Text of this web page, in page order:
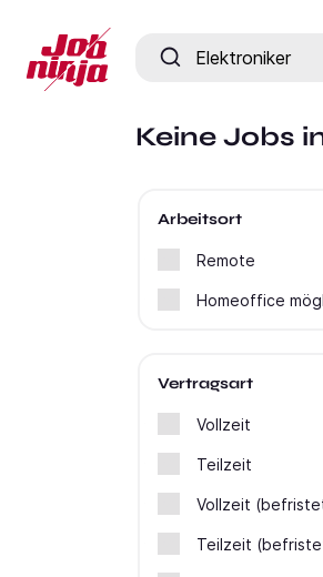
Jobtitel, Fähigkeit oder
Keine Jobs
Arbeitsort
Remote
Homeoffice
Vertragsart
Vollzeit
Teilzeit
Vollzeit
Teilzeit